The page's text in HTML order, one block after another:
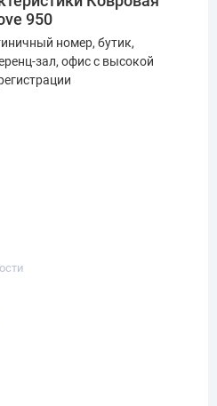
950
номер, бутик,
зал, офис с высокой